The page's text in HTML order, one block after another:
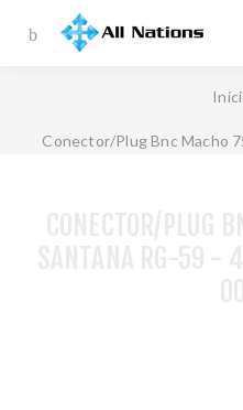
Conector/Plug Bnc Macho